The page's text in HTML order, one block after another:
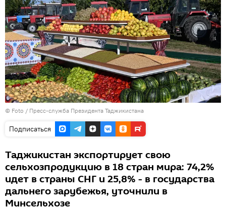
© Foto / Пресс-служба Президента Таджикистана
Подписаться
Таджикистан экспортирует свою
сельхозпродукцию в 18 стран мира: 74,2%
идет в страны СНГ и 25,8% - в государства
дальнего зарубежья, уточнили в
Минсельхозе